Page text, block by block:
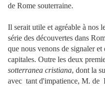
de Rome souterraine.
Il serait utile et agréable à nos
série des découvertes dans
que nous venons de signaler
capitales. Outre les deux
sotterranea cristiana, dont la
avec tant d'impatience, M. de